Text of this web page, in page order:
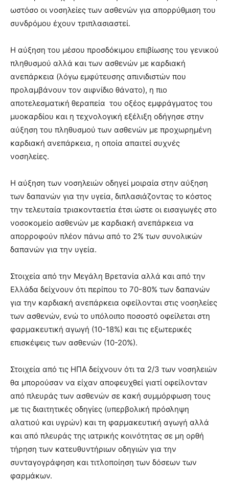
ωστόσο οι νοσηλείες των ασθενών για απορρύθμιση του
συνδρόμου έχουν τριπλασιαστεί.
Η αύξηση του μέσου προσδόκιμου επιβίωσης του γενικού
πληθυσμού αλλά και των ασθενών με καρδιακή
ανεπάρκεια (λόγω εμφύτευσης απινιδιστών που
προλαμβάνουν τον αιφνίδιο θάνατο), η πιο
αποτελεσματική θεραπεία του οξέος εμφράγματος του
μυοκαρδίου και η τεχνολογική εξέλιξη οδήγησε στην
αύξηση του πληθυσμού των ασθενών με προχωρημένη
καρδιακή ανεπάρκεια, η οποία απαιτεί συχνές
νοσηλείες.
Η αύξηση των νοσηλειών οδηγεί μοιραία στην αύξηση
των δαπανών για την υγεία, διπλασιάζοντας το κόστος
την τελευταία τριακονταετία έτσι ώστε οι εισαγωγές στο
νοσοκομείο ασθενών με καρδιακή ανεπάρκεια να
απορροφούν πλέον πάνω από το 2% των συνολικών
δαπανών για την υγεία.
Στοιχεία από την Μεγάλη Βρετανία αλλά και από την
Ελλάδα δείχνουν ότι περίπου το 70-80% των δαπανών
για την καρδιακή ανεπάρκεια οφείλονται στις νοσηλείες
των ασθενών, ενώ το υπόλοιπο ποσοστό οφείλεται στη
φαρμακευτική αγωγή (10-18%) και τις εξωτερικές
επισκέψεις των ασθενών (10-20%).
Στοιχεία από τις ΗΠΑ δείχνουν ότι τα 2/3 των νοσηλειών
θα μπορούσαν να είχαν αποφευχθεί γιατί οφείλονταν
από πλευράς των ασθενών σε κακή συμμόρφωση τους
με τις διαιτητικές οδηγίες (υπερβολική πρόσληψη
αλατιού και υγρών) και τη φαρμακευτική αγωγή αλλά
και από πλευράς της ιατρικής κοινότητας σε μη ορθή
τήρηση των κατευθυντήριων οδηγιών για την
συνταγογράφηση και τιτλοποίηση των δόσεων των
φαρμάκων.